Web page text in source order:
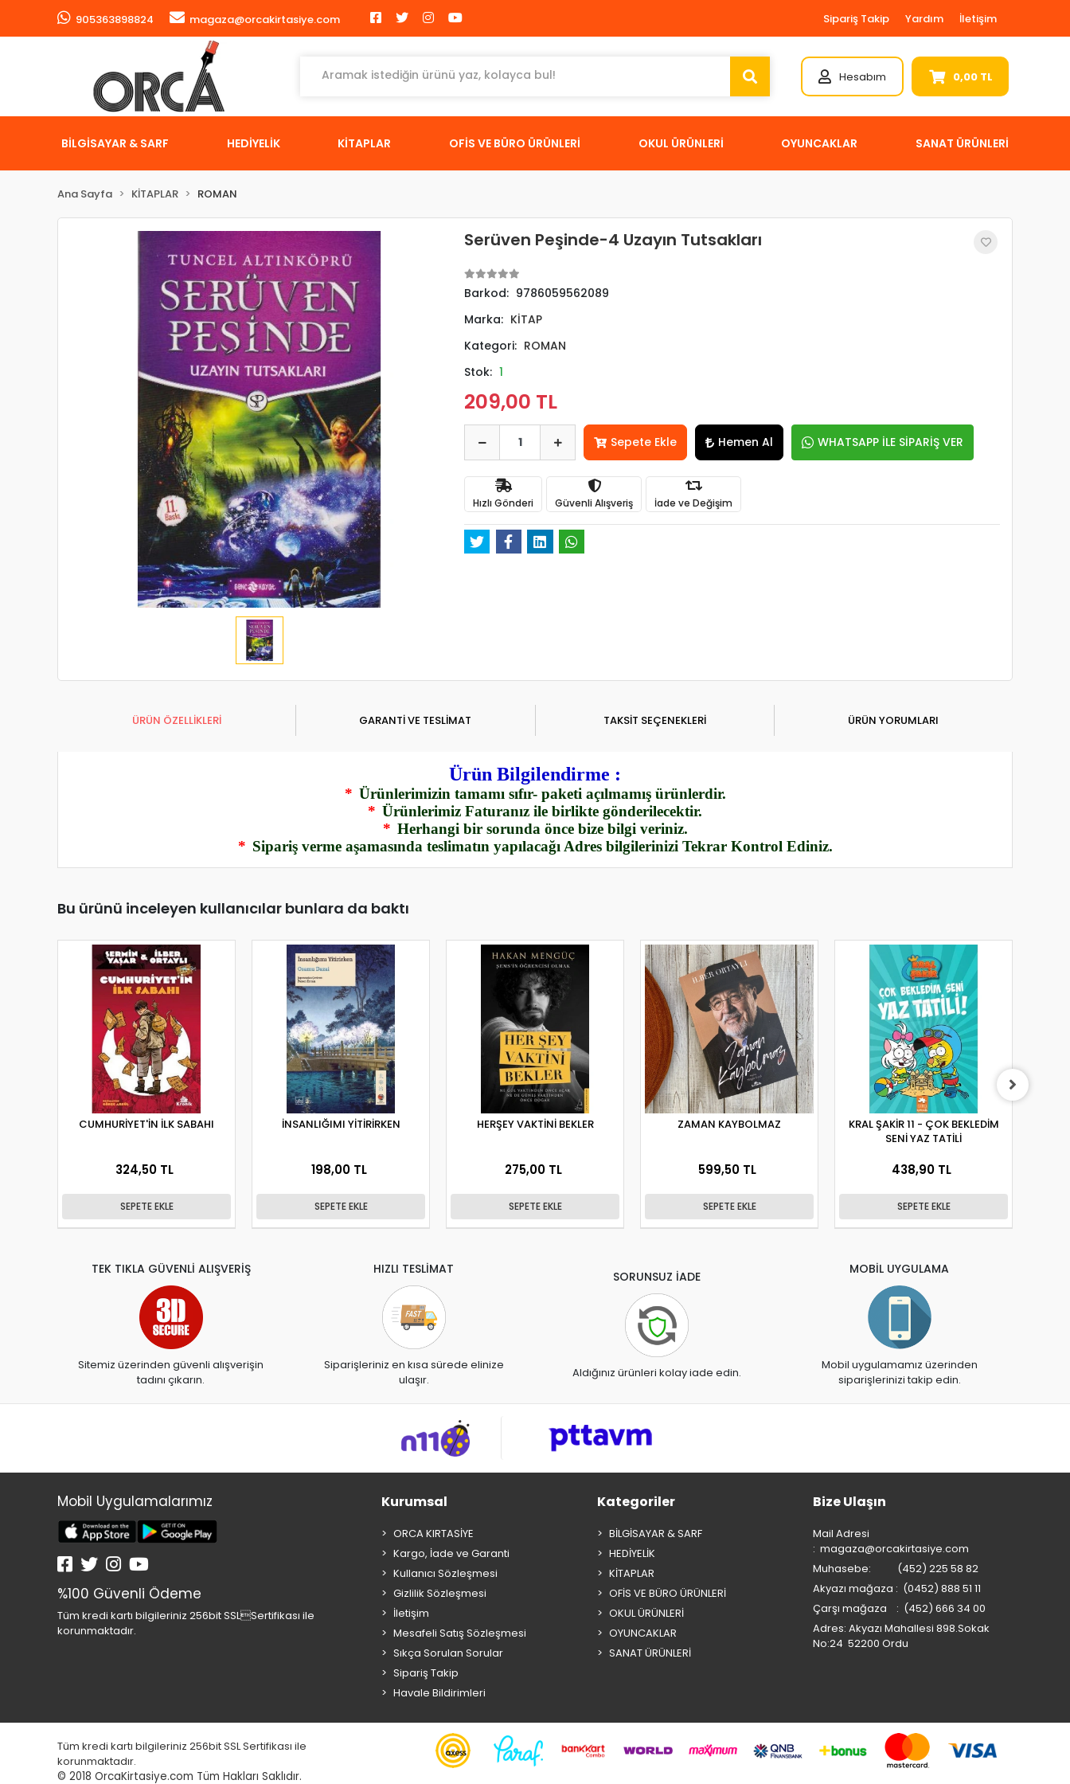
905363898824 magaza@orcakirtasiye.com Sipariş Takip Yardım İletişim
Hesabım 0,00 TL
BİLGİSAYAR & SARF HEDİYELİK KİTAPLAR OFİS VE BÜRO ÜRÜNLERİ OKUL ÜRÜNLERİ OYUNCAKLAR SANAT ÜRÜNLERİ
Ana Sayfa KİTAPLAR ROMAN
Serüven Peşinde-4 Uzayın Tutsakları
Barkod: 9786059562089
Marka: KİTAP
Kategori: ROMAN
Stok: 1
209,00 TL
Sepete Ekle Hemen Al WHATSAPP İLE SİPARİŞ VER
Hızlı Gönderi Güvenli Alışveriş İade ve Değişim
ÜRÜN ÖZELLİKLERİ GARANTİ VE TESLİMAT TAKSİT SEÇENEKLERİ ÜRÜN YORUMLARI
Ürün Bilgilendirme :
* Ürünlerimizin tamamı sıfır- paketi açılmamış ürünlerdir.
* Ürünlerimiz Faturanız ile birlikte gönderilecektir.
* Herhangi bir sorunda önce bize bilgi veriniz.
* Sipariş verme aşamasında teslimatın yapılacağı Adres bilgilerinizi Tekrar Kontrol Ediniz.
Bu ürünü inceleyen kullanıcılar bunlara da baktı
CUMHURİYET'İN İLK SABAHI
324,50 TL
SEPETE EKLE
İNSANLIĞIMI YİTİRİRKEN
198,00 TL
SEPETE EKLE
HERŞEY VAKTİNİ BEKLER
275,00 TL
SEPETE EKLE
ZAMAN KAYBOLMAZ
599,50 TL
SEPETE EKLE
KRAL ŞAKİR 11 - ÇOK BEKLEDİM
SENİ YAZ TATİLİ
438,90 TL
SEPETE EKLE
TEK TIKLA GÜVENLİ ALIŞVERİŞ
Sitemiz üzerinden güvenli alışverişin
tadını çıkarın.
HIZLI TESLİMAT
Siparişleriniz en kısa sürede elinize
ulaşır.
SORUNSUZ İADE
Aldığınız ürünleri kolay iade edin.
MOBİL UYGULAMA
Mobil uygulamamız üzerinden
siparişlerinizi takip edin.
Mobil Uygulamalarımız
%100 Güvenli Ödeme
Tüm kredi kartı bilgileriniz 256bit SSLSertifikası ile
korunmaktadır.
Kurumsal
ORCA KIRTASİYE
Kargo, İade ve Garanti
Kullanıcı Sözleşmesi
Gizlilik Sözleşmesi
İletişim
Mesafeli Satış Sözleşmesi
Sıkça Sorulan Sorular
Sipariş Takip
Havale Bildirimleri
Kategoriler
BİLGİSAYAR & SARF
HEDİYELİK
KİTAPLAR
OFİS VE BÜRO ÜRÜNLERİ
OKUL ÜRÜNLERİ
OYUNCAKLAR
SANAT ÜRÜNLERİ
Bize Ulaşın
Mail Adresi
: magaza@orcakirtasiye.com
Muhasebe: (452) 225 58 82
Akyazı mağaza : (0452) 888 51 11
Çarşı mağaza : (452) 666 34 00
Adres: Akyazı Mahallesi 898.Sokak
No:24 52200 Ordu
Tüm kredi kartı bilgileriniz 256bit SSL Sertifikası ile
korunmaktadır.
© 2018 OrcaKirtasiye.com Tüm Hakları Saklıdır.